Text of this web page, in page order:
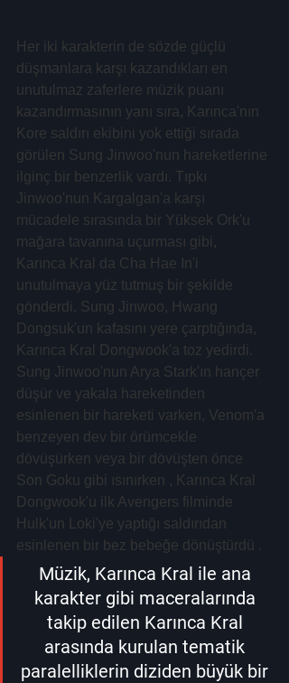
Her iki karakterin de sözde güçlü
düşmanlara karşı kazandıkları en
unutulmaz zaferlere müzik puanı
kazandırmasının yanı sıra, Karınca'nın
Kore saldırı ekibini yok ettiği sırada
görülen Sung Jinwoo'nun hareketlerine
ilginç bir benzerlik vardı. Tıpkı
Jinwoo'nun Kargalgan'a karşı
mücadele sırasında bir Yüksek Ork'u
mağara tavanına uçurması gibi,
Karınca Kral da Cha Hae In'i
unutulmaya yüz tutmuş bir şekilde
gönderdi. Sung Jinwoo, Hwang
Dongsuk'un kafasını yere çarptığında,
Karınca Kral Dongwook'a toz yedirdi.
Sung Jinwoo'nun Arya Stark'ın hançer
düşür ve yakala hareketinden
esinlenen bir hareketi varken, Venom'a
benzeyen dev bir örümcekle
dövüşürken veya bir dövüşten önce
Son Goku gibi ısınırken , Karınca Kral
Dongwook'u ilk Avengers filminde
Hulk'un Loki'ye yaptığı saldırıdan
esinlenen bir bez bebeğe dönüştürdü .
Müzik, Karınca Kral ile ana
karakter gibi maceralarında
takip edilen Karınca Kral
arasında kurulan tematik
paralelliklerin diziden büyük bir